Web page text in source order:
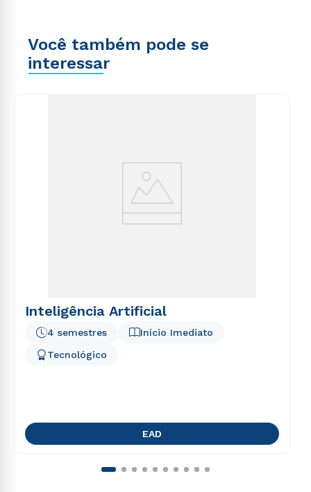
Você também pode se
interessar
Inteligência Artificial
Início Imediato
4 semestres
Tecnológico
EAD